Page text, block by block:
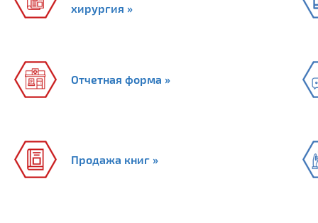
хирургия »
Отчетная форма »
Продажа книг »